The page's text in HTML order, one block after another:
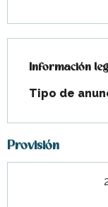
Información
Información
Tipo de
Provisión